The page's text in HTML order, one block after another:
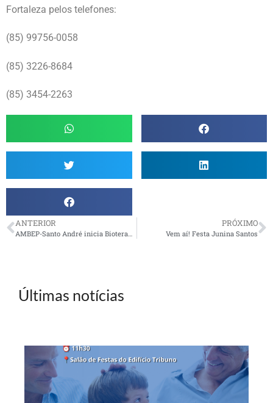
Fortaleza pelos telefones:
(85) 99756-0058
(85) 3226-8684
(85) 3454-2263
ANTERIOR
AMBEP-Santo André inicia Bioterapia Chinesa
PRÓXIMO
Vem aí! Festa Junina Santos
Últimas notícias